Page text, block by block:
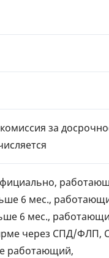
за
6 мес.,
6 мес.,
через СПД/ФЛП,
работающий,